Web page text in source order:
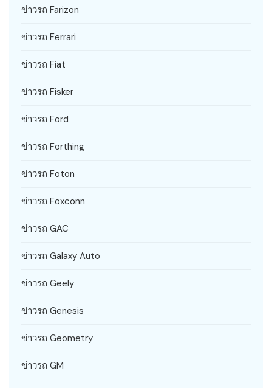
ข่าวรถ Farizon
ข่าวรถ Ferrari
ข่าวรถ Fiat
ข่าวรถ Fisker
ข่าวรถ Ford
ข่าวรถ Forthing
ข่าวรถ Foton
ข่าวรถ Foxconn
ข่าวรถ GAC
ข่าวรถ Galaxy Auto
ข่าวรถ Geely
ข่าวรถ Genesis
ข่าวรถ Geometry
ข่าวรถ GM